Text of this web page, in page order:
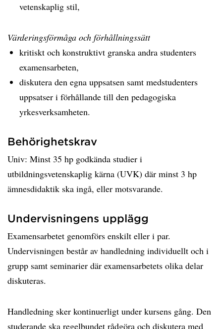
vetenskaplig stil,
Värderingsförmåga och förhållningssätt
kritiskt och konstruktivt granska andra studenters
examensarbeten,
diskutera den egna uppsatsen samt medstudenters
uppsatser i förhållande till den pedagogiska
yrkesverksamheten.
Behörighetskrav
Univ: Minst 35 hp godkända studier i
utbildningsvetenskaplig kärna (UVK) där minst 3 hp
ämnesdidaktik ska ingå, eller motsvarande.
Undervisningens upplägg
Examensarbetet genomförs enskilt eller i par.
Undervisningen består av handledning individuellt och i
grupp samt seminarier där examensarbetets olika delar
diskuteras.
Handledning sker kontinuerligt under kursens gång. Den
studerande ska regelbundet rådgöra och diskutera med